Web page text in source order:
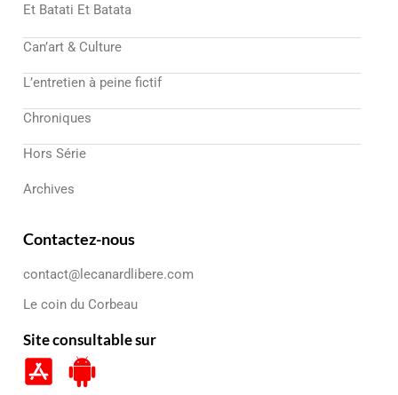
Et Batati Et Batata
Can’art & Culture
L’entretien à peine fictif
Chroniques
Hors Série
Archives
Contactez-nous
contact@lecanardlibere.com
Le coin du Corbeau
Site consultable sur